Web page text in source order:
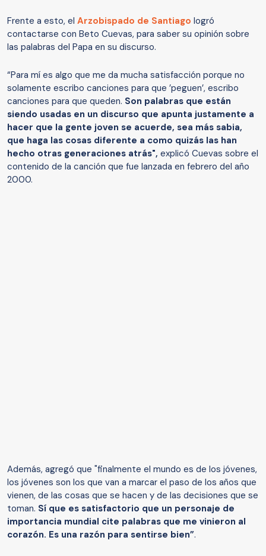
Frente a esto, el Arzobispado de Santiago logró
contactarse con Beto Cuevas, para saber su opinión sobre
las palabras del Papa en su discurso.
“Para mí es algo que me da mucha satisfacción porque no
solamente escribo canciones para que ’peguen’, escribo
canciones para que queden. Son palabras que están
siendo usadas en un discurso que apunta justamente a
hacer que la gente joven se acuerde, sea más sabia,
que haga las cosas diferente a como quizás las han
hecho otras generaciones atrás", explicó Cuevas sobre el
contenido de la canción que fue lanzada en febrero del año
2000.
Además, agregó que "finalmente el mundo es de los jóvenes,
los jóvenes son los que van a marcar el paso de los años que
vienen, de las cosas que se hacen y de las decisiones que se
toman. Sí que es satisfactorio que un personaje de
importancia mundial cite palabras que me vinieron al
corazón. Es una razón para sentirse bien”.